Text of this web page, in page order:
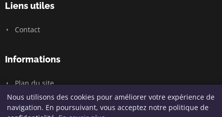
Liens utiles
Contact
Informations
Plan du site
Nous utilisons des cookies pour améliorer votre expérience de
navigation. En poursuivant, vous acceptez notre politique de